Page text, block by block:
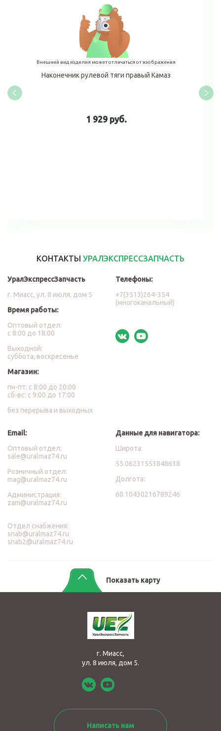
Внешний вид изделия может отличаться от изображения
Наконечник рулевой тяги правый Камаз
1 929 руб.
КОНТАКТЫ УРАЛЭКСПРЕССЗАПЧАСТЬ
УралЭкспрессЗапчасть
г. Миасс, ул. 8 июля, дом 5
Время работы:
Оптовый отдел:
с 8:00 до 18:00
Выходной:
суббота, воскресенье
Магазин:
пн-пт: с 8:00 до 20:00
сб-вс: с 9:00 до 17:00
без перерыва и выходных
Телефоны:
+7(3513)264-354
(многоканальный)
Email:
Оптовый отдел:
sale@uralmaz74.ru
Розничный отдел:
mag@uralmaz74.ru
Администрация:
zam@uralmaz74.ru
Отдел снабжения:
snab@uralmaz74.ru
snab2@uralmaz74.ru
Данные для навигатора:
Широта:
55.06231553848638
Долгота:
60.10430216789246
Показать карту
г. Миасс,
ул. 8 июля, дом 5.
Написать нам